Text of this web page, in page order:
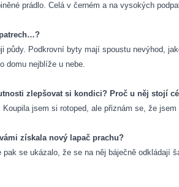
prádlo. Celá v černém a na vysokých
půdy. Podkrovní byty mají spoustu nevýhod,
domu nejblíže u nebe.
zlepšovat si kondici? Proč u něj stojí
jsem si rotoped, ale přiznám se, že jsem
získala nový lapač prachu?
se ukázalo, že se na něj báječně